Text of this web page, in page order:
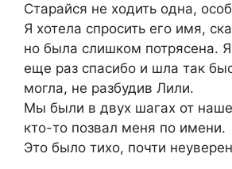
Старайся не ходить одна,
Я хотела спросить его имя,
но была слишком потрясена.
еще раз спасибо и шла так
могла, не разбудив Лили.
Мы были в двух шагах от
кто-то позвал меня по имени.
Это было тихо, почти